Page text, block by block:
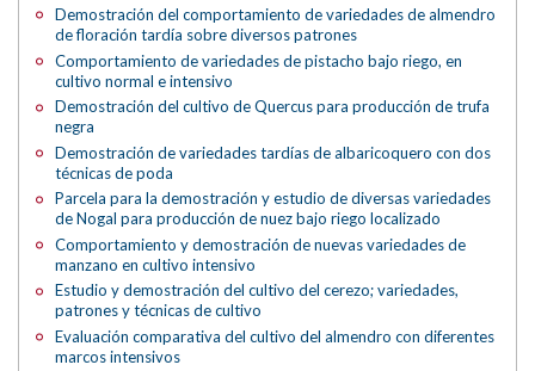
Demostración del comportamiento de variedades de almendro
de floración tardía sobre diversos patrones
Comportamiento de variedades de pistacho bajo riego, en
cultivo normal e intensivo
Demostración del cultivo de Quercus para producción de trufa
negra
Demostración de variedades tardías de albaricoquero con dos
técnicas de poda
Parcela para la demostración y estudio de diversas variedades
de Nogal para producción de nuez bajo riego localizado
Comportamiento y demostración de nuevas variedades de
manzano en cultivo intensivo
Estudio y demostración del cultivo del cerezo; variedades,
patrones y técnicas de cultivo
Evaluación comparativa del cultivo del almendro con diferentes
marcos intensivos